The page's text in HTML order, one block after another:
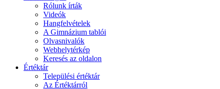
Rólunk írták
Videók
Hangfelvételek
A Gimnázium tablói
Olvasnivalók
Webhelytérkép
Keresés az oldalon
Értéktár
Települési értéktár
Az Értéktárról